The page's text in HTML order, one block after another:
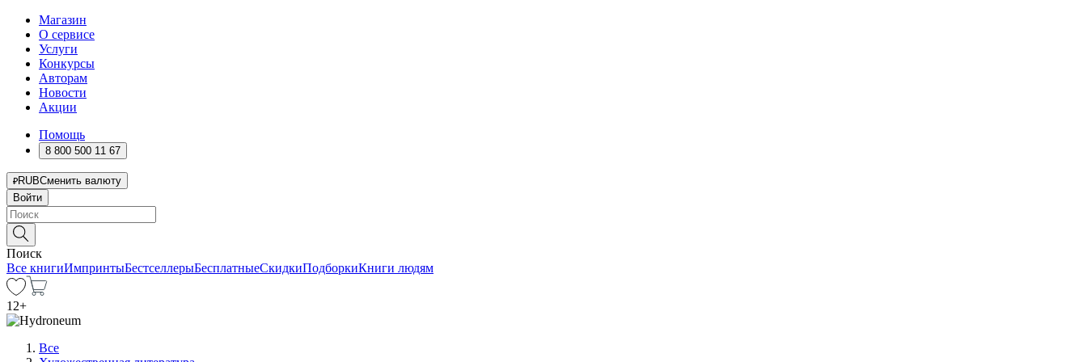
Магазин
О сервисе
Услуги
Конкурсы
Авторам
Новости
Акции
Помощь
8 800 500 11 67
RUBСменить валюту
Войти
Поиск
Все книгиИмпринтыБестселлерыБесплатныеСкидкиПодборкиКниги людям
12+
Все